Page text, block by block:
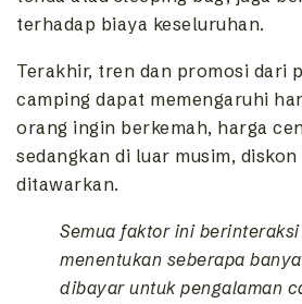
terhadap biaya keseluruhan.
Terakhir, tren dan promosi dari
camping dapat memengaruhi
orang ingin berkemah, harga
sedangkan di luar musim,
ditawarkan.
Semua faktor ini
menentukan seberapa
dibayar untuk pengalaman